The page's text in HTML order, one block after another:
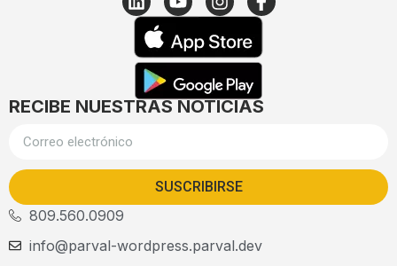
RECIBE NUESTRAS NOTICIAS
SUSCRIBIRSE
809.560.0909
info@parval-wordpress.parval.dev